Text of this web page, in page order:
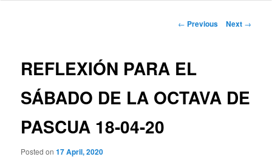
Post
← Previous Next →
REFLEXIÓN PARA EL
SÁBADO DE LA OCTAVA DE
PASCUA 18-04-20
Posted on17 April, 2020